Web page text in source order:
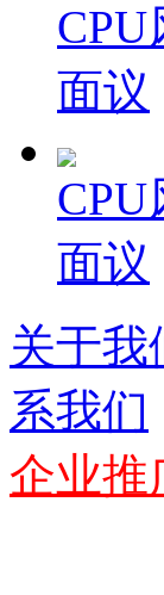
CPU
面议
CPU
面议
关于我
系我们
企业推